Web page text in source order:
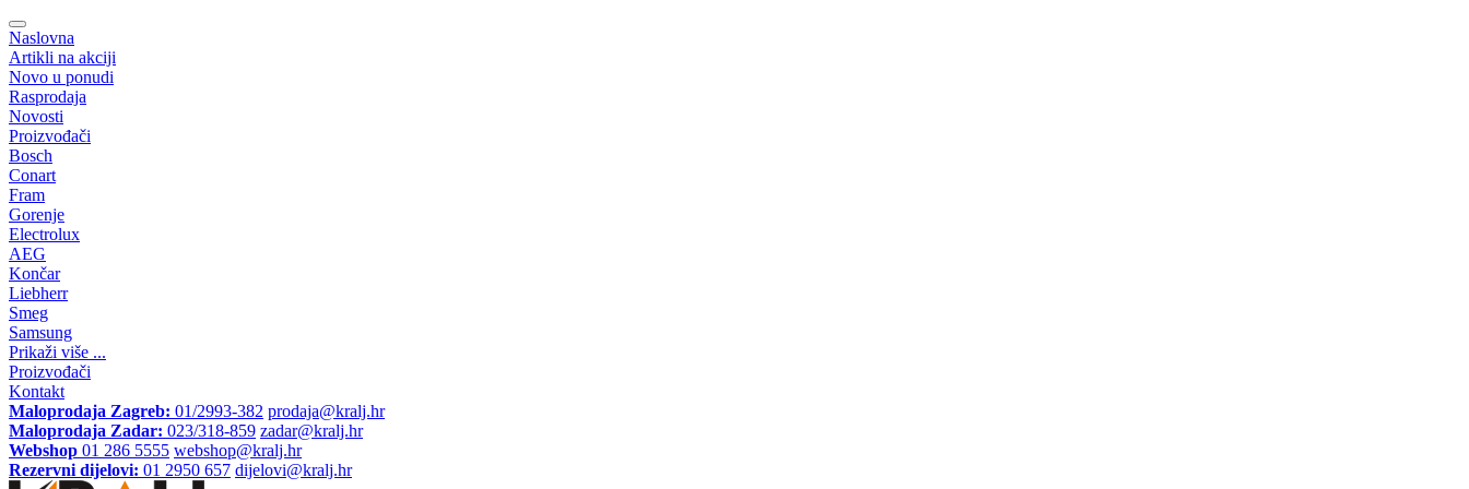
Naslovna
Artikli na akciji
Novo u ponudi
Rasprodaja
Novosti
Proizvođači
Bosch
Conart
Fram
Gorenje
Electrolux
AEG
Končar
Liebherr
Smeg
Samsung
Prikaži više ...
Proizvođači
Kontakt
Maloprodaja Zagreb: 01/2993-382 prodaja@kralj.hr
Maloprodaja Zadar: 023/318-859 zadar@kralj.hr
Webshop 01 286 5555 webshop@kralj.hr
Rezervni dijelovi: 01 2950 657 dijelovi@kralj.hr